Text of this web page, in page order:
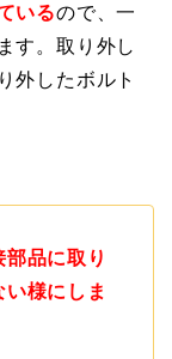
いるので、一
す。取り外し
外したボルト
品に取り
様にしま